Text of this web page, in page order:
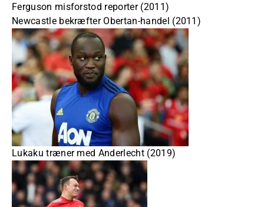
Ferguson misforstod reporter (2011)
Newcastle bekræfter Obertan-handel (2011)
Lukaku træner med Anderlecht (2019)